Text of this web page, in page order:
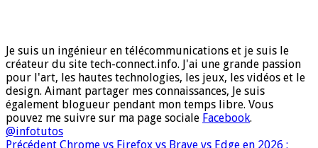
Je suis un ingénieur en télécommunications et je suis le
créateur du site tech-connect.info. J'ai une grande passion
pour l'art, les hautes technologies, les jeux, les vidéos et le
design. Aimant partager mes connaissances, Je suis
également blogueur pendant mon temps libre. Vous
pouvez me suivre sur ma page sociale Facebook.
@infotutos
Précédent Chrome vs Firefox vs Brave vs Edge en 2026 :